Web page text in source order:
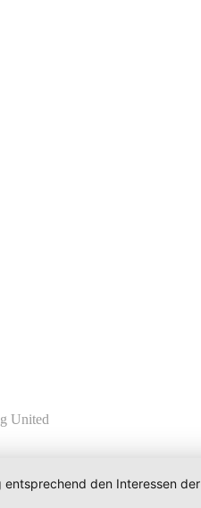
United
den Interessen